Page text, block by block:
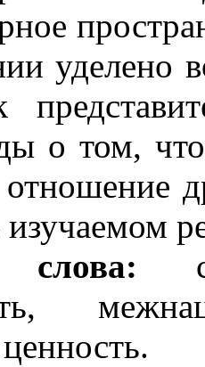
уделено
о том,
отношение